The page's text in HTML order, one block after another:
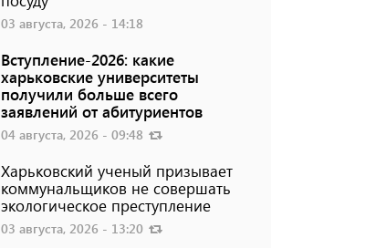
03 августа, 2026 - 14:18
Вступление-2026: какие
харьковские университеты
получили больше всего
заявлений от абитуриентов
04 августа, 2026 - 09:48
Харьковский ученый призывает
коммунальщиков не совершать
экологическое преступление
03 августа, 2026 - 13:20